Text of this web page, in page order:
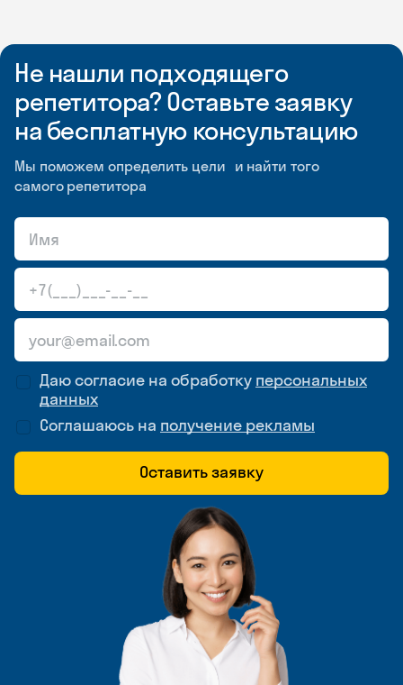
Не нашли подходящего
репетитора? Оставьте заявку
на бесплатную консультацию
Мы поможем определить цели и найти того
самого репетитора
Даю согласие на обработку персональных
данных
Соглашаюсь на получение рекламы
Оставить заявку